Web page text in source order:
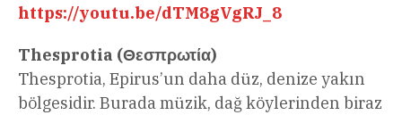
https://youtu.be/dTM8gVgRJ_8
Thesprotia (Θεσπρωτία)
Thesprotia, Epirus’un daha düz, denize yakın
bölgesidir. Burada müzik, dağ köylerinden biraz